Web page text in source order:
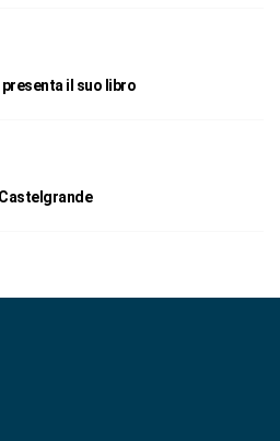
il suo libro